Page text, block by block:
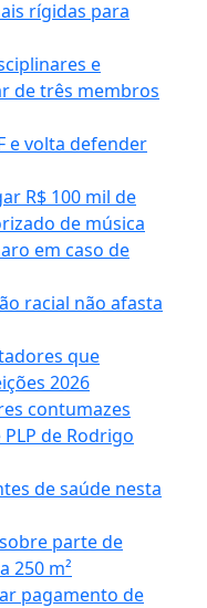
rígidas para
e
de três membros
e volta defender
R$ 100 mil de
de música
em caso de
racial não afasta
que
2026
contumazes
de Rodrigo
de saúde nesta
parte de
250 m²
pagamento de